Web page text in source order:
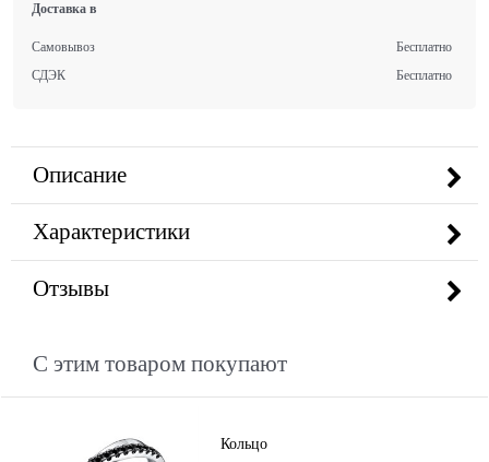
Доставка в
Самовывоз
Бесплатно
СДЭК
Бесплатно
Описание
Характеристики
Отзывы
С этим товаром покупают
Кольцо